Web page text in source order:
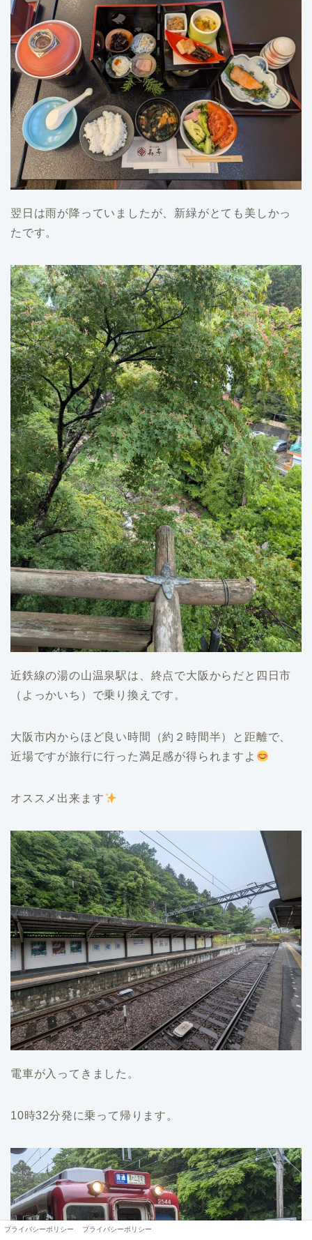
翌日は雨が降っていましたが、新緑がとても美しかっ
たです。
近鉄線の湯の山温泉駅は、終点で大阪からだと四日市
（よっかいち）で乗り換えです。
大阪市内からほど良い時間（約２時間半）と距離で、
近場ですが旅行に行った満足感が得られますよ
オススメ出来ます
電車が入ってきました。
10時32分発に乗って帰ります。
プライバシーポリシー プライバシーポリシー